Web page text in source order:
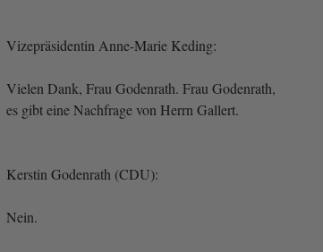
Vizepräsidentin Anne-Marie Keding:
Vielen Dank, Frau Godenrath. Frau Godenrath,
es gibt eine Nachfrage von Herrn Gallert.
Kerstin Godenrath (CDU):
Nein.